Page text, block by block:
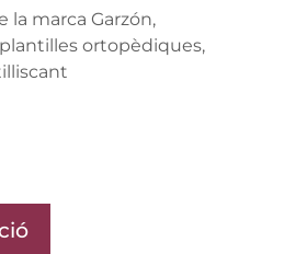
la marca Garzón,
ortopèdiques,